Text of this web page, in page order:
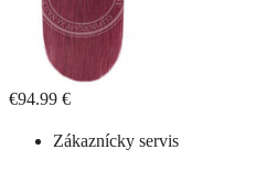
€94.99 €
Zákaznícky servis